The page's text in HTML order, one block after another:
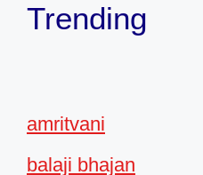
Trending
amritvani
balaji bhajan